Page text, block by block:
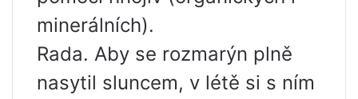
minerálních).
Rada. Aby se rozmarýn plně
nasytil sluncem, v létě si s ním